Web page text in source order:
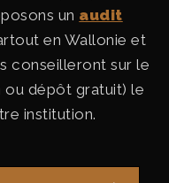
un audit
en Wallonie et
conseilleront sur le
dépôt gratuit) le
institution.